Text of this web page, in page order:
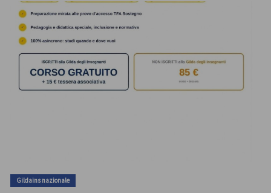
Gildains nazionale